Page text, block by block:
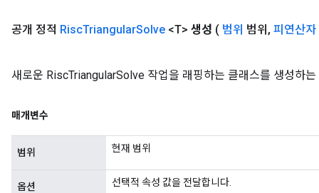
공개 정적 RiscTriangularSolve <T> 생성 ( 범위 범위 , 피연산자
새로운 RiscTriangularSolve 작업을 래핑하는 클래스를 생성하
매개변수
범위 현재 범위
옵션 선택적 속성 값을 전달합니다.